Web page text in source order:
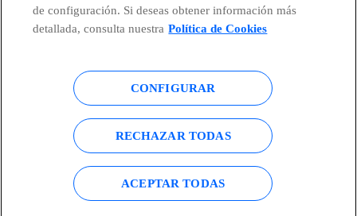
Política de cookies Aviso legal
Accesibilidad Política de privacidad
Mapa del sitio
de configuración. Si deseas obtener información más
detallada, consulta nuestra Política de Cookies
CONFIGURAR
RECHAZAR TODAS
ACEPTAR TODAS